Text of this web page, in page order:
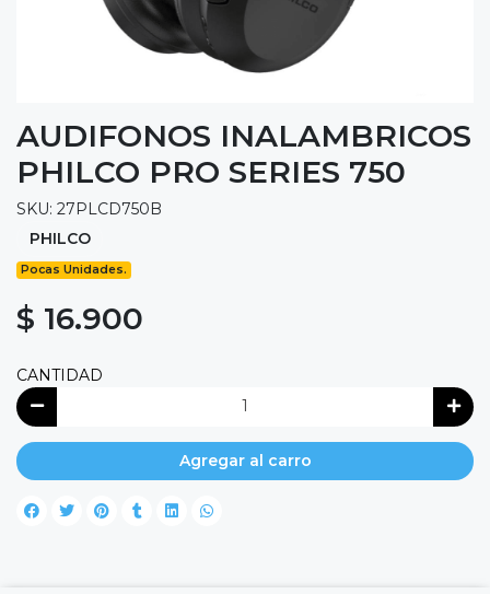
AUDIFONOS INALAMBRICOS
PHILCO PRO SERIES 750
SKU: 27PLCD750B
PHILCO
Pocas Unidades.
$ 16.900
CANTIDAD
Agregar al carro